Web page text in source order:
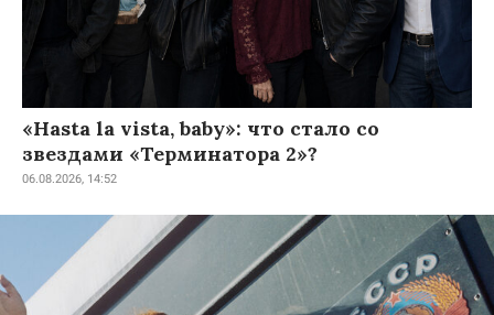
«Hasta la vista, baby»: что стало со
звездами «Терминатора 2»?
06.08.2026, 14:52